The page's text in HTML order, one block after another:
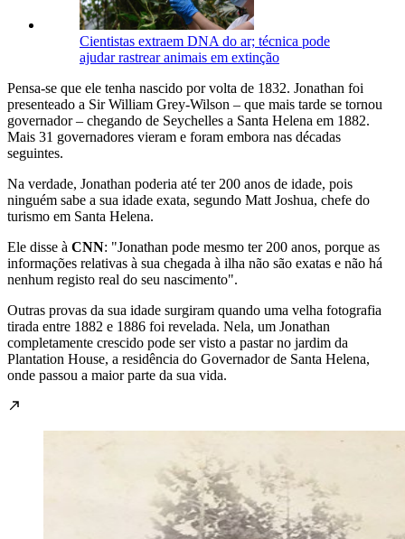
Cientistas extraem DNA do ar; técnica pode
ajudar rastrear animais em extinção
Pensa-se que ele tenha nascido por volta de 1832. Jonathan foi
presenteado a Sir William Grey-Wilson – que mais tarde se tornou
governador – chegando de Seychelles a Santa Helena em 1882.
Mais 31 governadores vieram e foram embora nas décadas
seguintes.
Na verdade, Jonathan poderia até ter 200 anos de idade, pois
ninguém sabe a sua idade exata, segundo Matt Joshua, chefe do
turismo em Santa Helena.
Ele disse à CNN: "Jonathan pode mesmo ter 200 anos, porque as
informações relativas à sua chegada à ilha não são exatas e não há
nenhum registo real do seu nascimento".
Outras provas da sua idade surgiram quando uma velha fotografia
tirada entre 1882 e 1886 foi revelada. Nela, um Jonathan
completamente crescido pode ser visto a pastar no jardim da
Plantation House, a residência do Governador de Santa Helena,
onde passou a maior parte da sua vida.